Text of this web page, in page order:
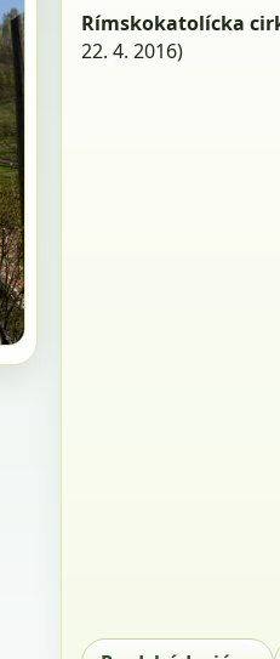
Rímskokatolícka
22. 4. 2016)